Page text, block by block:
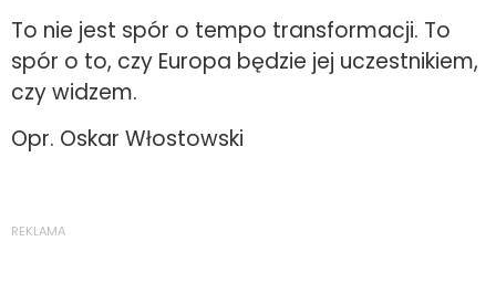
To nie jest spór o tempo transformacji. To
spór o to, czy Europa będzie jej uczestnikiem,
czy widzem.
Opr. Oskar Włostowski
REKLAMA